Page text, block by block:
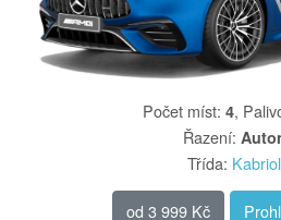
Počet míst: 4,
Řazení:
Třída:
od 3 999 Kč